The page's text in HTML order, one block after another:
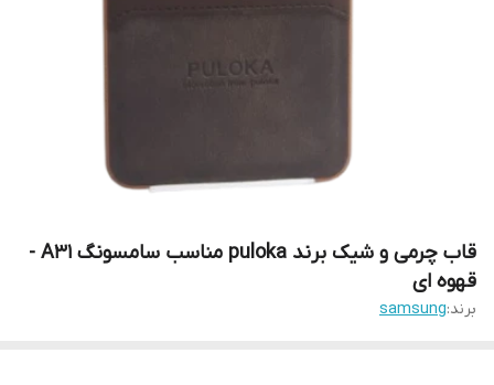
قاب چرمی و شیک برند puloka مناسب سامسونگ A31 -
قهوه ای
برند:samsung